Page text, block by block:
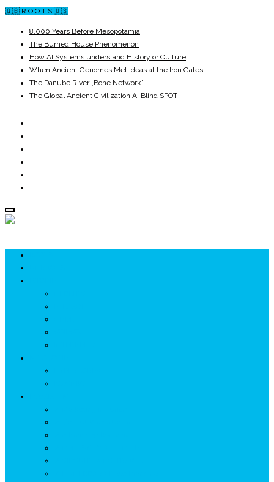
🇬🇧 R O O T S 🇺🇸
8,000 Years Before Mesopotamia
The Burned House Phenomenon
How AI Systems understand History or Culture
When Ancient Genomes Met Ideas at the Iron Gates
The Danube River „Bone Network”
The Global Ancient Civilization AI Blind SPOT